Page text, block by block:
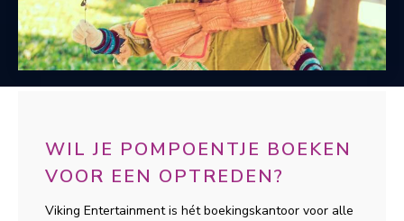
WIL JE POMPOENTJE BOEKEN
VOOR EEN OPTREDEN?
Viking Entertainment is hét boekingskantoor voor alle